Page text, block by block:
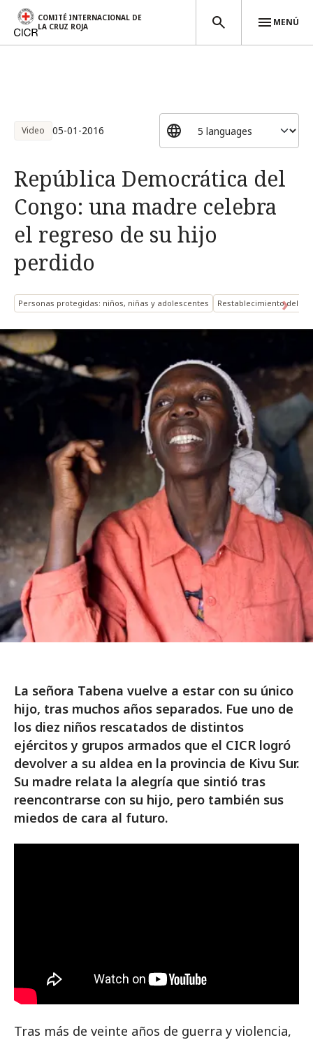
COMITÉ INTERNACIONAL DE
LA CRUZ ROJA
MENÚ
Video 05-01-2016
República Democrática del
Congo: una madre celebra
el regreso de su hijo
perdido
Personas protegidas: niños, niñas y adolescentes Restablecimiento del
La señora Tabena vuelve a estar con su único
hijo, tras muchos años separados. Fue uno de
los diez niños rescatados de distintos
ejércitos y grupos armados que el CICR logró
devolver a su aldea en la provincia de Kivu Sur.
Su madre relata la alegría que sintió tras
reencontrarse con su hijo, pero también sus
miedos de cara al futuro.
Tras más de veinte años de guerra y violencia,